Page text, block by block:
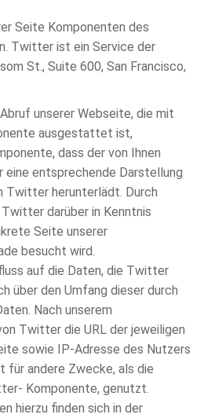
Seite Komponenten des
Twitter ist ein Service der
St., Suite 600, San Francisco,
unserer Webseite, die mit
ausgestattet ist,
dass der von Ihnen
eine entsprechende Darstellung
Twitter herunterlädt. Durch
darüber in Kenntnis
Seite unserer
besucht wird.
auf die Daten, die Twitter
über den Umfang dieser durch
Nach unserem
Twitter die URL der jeweiligen
sowie IP-Adresse des Nutzers
für andere Zwecke, als die
Komponente, genutzt.
hierzu finden sich in der